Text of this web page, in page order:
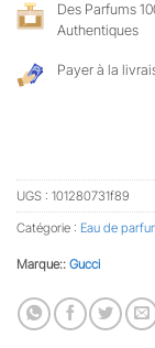
Des Parfums
Authentiques
Payer à la
UGS : 101280731f89
Catégorie : Eau de
Marque:: Gucci